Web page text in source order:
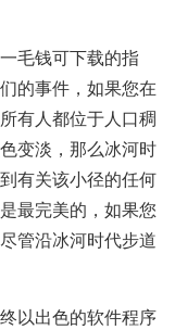
毛钱可下载的指
的事件，如果您在
有人都位于人口稠
变淡，那么冰河时
有关该小径的任何
最完美的，如果您
管沿冰河时代步道
以出色的软件程序